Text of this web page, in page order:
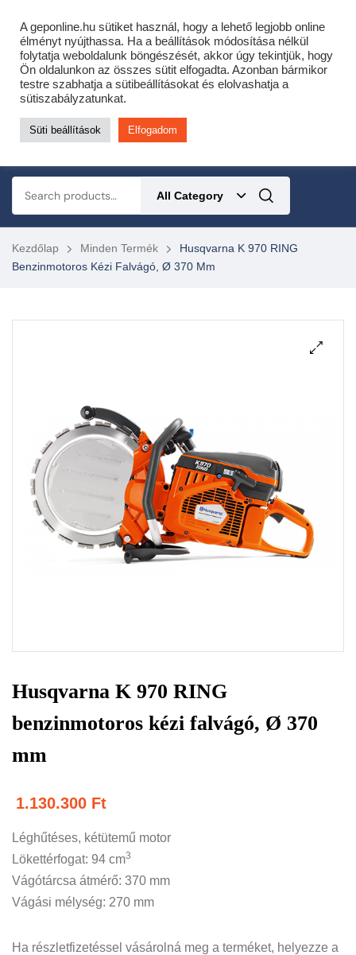
Cofidis expressz online áruhitel 0 % THM-el 10 hónapra!
Most minden akciós HQ láncfűrészhez ajándékba adunk egy fűrészláncot!
Részletek ide kattintva!
KERTÉSZETI – ERDÉSZETI – ÉPÍTŐIPARI GÉP WEBSHOP
All Category
Kezdőlap Minden Termék
Husqvarna K 970 RING
Benzinmotoros Kézi Falvágó, Ø 370 Mm
Husqvarna K 970 RING
benzinmotoros kézi falvágó, Ø 370
mm
1.130.300 Ft
Léghűtéses, kétütemű motor
Lökettérfogat: 94 cm3
Vágótárcsa átmérő: 370 mm
Vágási mélység: 270 mm
Ha részletfizetéssel vásárolná meg a terméket, helyezze a
A geponline.hu sütiket használ, hogy a lehető legjobb online
élményt nyújthassa. Ha a beállítások módosítása nélkül
folytatja weboldalunk böngészését, akkor úgy tekintjük, hogy
Ön oldalunkon az összes sütit elfogadta. Azonban bármikor
testre szabhatja a sütibeállításokat és elolvashatja a
sütiszabályzatunkat.
Süti beállítások Elfogadom